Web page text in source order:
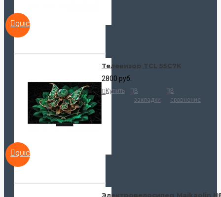
QUICKVIEW
QUICKVIEW
Телевизор TCL 55C7K
2800 руб.
Купить
В
закладки
В
сравнение
Электровелосипед Maikaolin